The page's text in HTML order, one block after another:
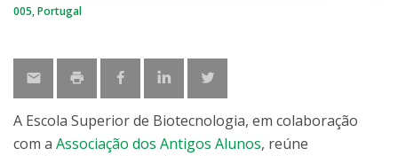
005 Portugal
A Escola Superior de Biotecnologia, em colaboração
com a Associação dos Antigos Alunos, reúne